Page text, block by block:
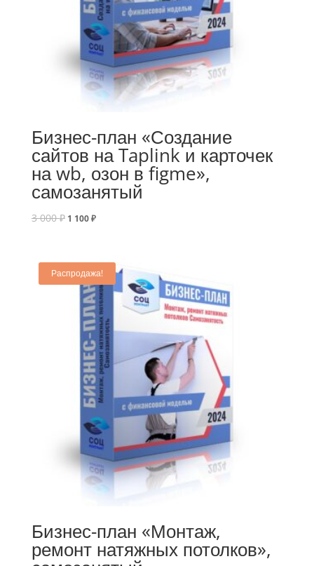
Бизнес-план «Создание
сайтов на Taplink и карточек
на wb, озон в figme»,
самозанятый
3 000₽ 1 100₽
Распродажа!
Бизнес-план «Монтаж,
ремонт натяжных потолков»,